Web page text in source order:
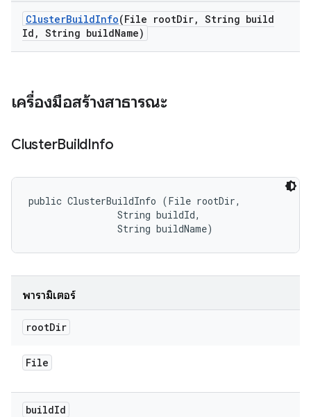
ClusterBuildInfo(File rootDir, String build
Id , String buildName)
เครื่องมือสร้างสาธารณะ
ClusterBuildInfo
public ClusterBuildInfo (File rootDir,
                String buildId,
                String buildName)
พารามิเตอร์
rootDir
File
buildId